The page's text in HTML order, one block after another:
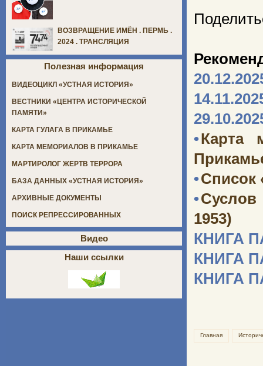
•Карта
•Список
•
1953)
КНИГА
КНИГА
КНИГА
Главная
ВОЗВРАЩЕНИЕ ИМЁН . ПЕРМЬ .
2024 . ТРАНСЛЯЦИЯ
Полезная информация
ВИДЕОЦИКЛ «УСТНАЯ ИСТОРИЯ»
ВЕСТНИКИ «ЦЕНТРА ИСТОРИЧЕСКОЙ
ПАМЯТИ»
КАРТА ГУЛАГА В ПРИКАМЬЕ
КАРТА МЕМОРИАЛОВ В ПРИКАМЬЕ
МАРТИРОЛОГ ЖЕРТВ ТЕРРОРА
БАЗА ДАННЫХ «УСТНАЯ ИСТОРИЯ»
АРХИВНЫЕ ДОКУМЕНТЫ
ПОИСК РЕПРЕССИРОВАННЫХ
Видео
Наши ссылки